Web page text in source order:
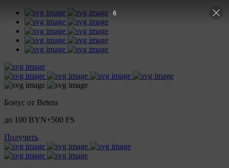
Бонус от Betera
до 100 BYN+500 FS
Получить
5